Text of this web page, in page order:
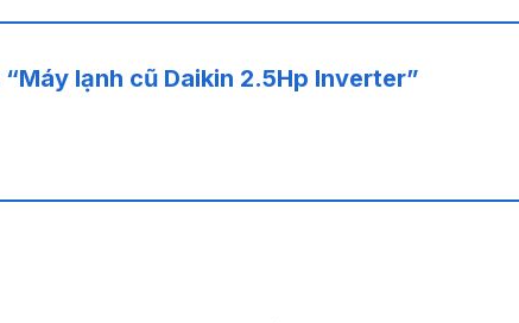
lạnh cũ Daikin 2.5Hp Inverter”